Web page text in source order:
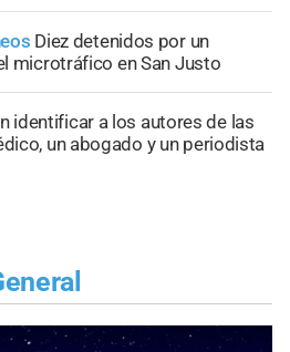
Diez detenidos por un
microtráfico en San Justo
identificar a los autores de las
un abogado y un periodista